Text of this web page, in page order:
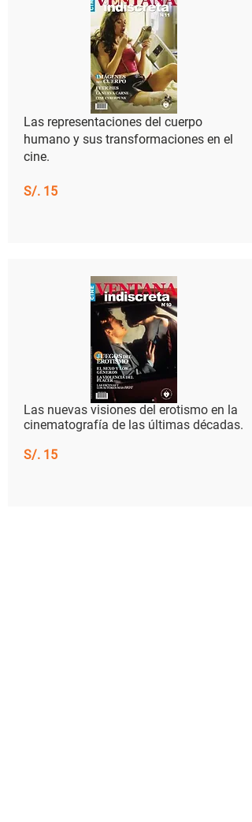
​Las representaciones del cuerpo
humano y sus transformaciones en el
cine.
S/. 15
​Las nuevas visiones del erotismo en la
cinematografía de las últimas décadas.
S/. 15